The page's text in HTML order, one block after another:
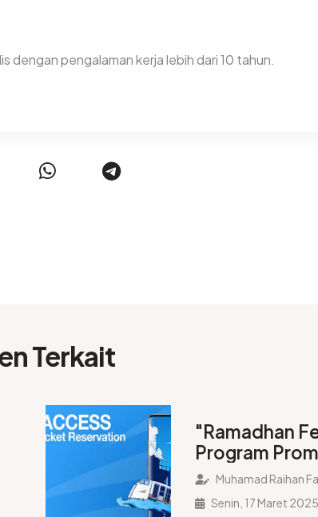
dengan pengalaman kerja lebih dari 10 tahun.
Terkait
"Ramadhan
Program
BagiMuhamad Raihan
Senin, 17 Maret 2025